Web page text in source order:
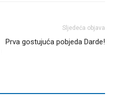
Sljedeća objava
Prva gostujuća pobjeda Darde!